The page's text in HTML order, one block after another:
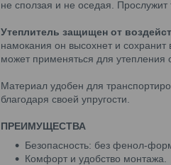
не сползая и не оседая. Прослужит
Утеплитель защищен от
намокания он высохнет и
может применяться для утепления
Материал удобен для
благодаря своей упругости.
ПРЕИМУЩЕСТВА
Безопасность: без фенол-
Комфорт и удобство монтажа.